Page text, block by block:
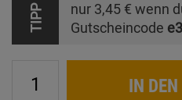
TIPP nur 3,45 € wenn
Gutscheincode
IN